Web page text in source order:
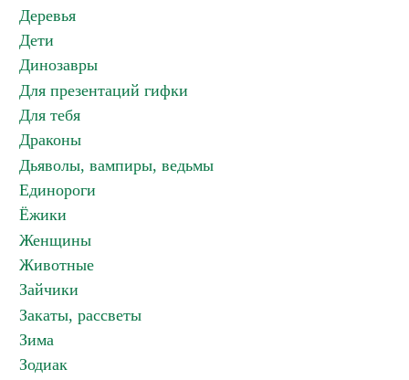
Деревья
Дети
Динозавры
Для презентаций гифки
Для тебя
Драконы
Дьяволы, вампиры, ведьмы
Единороги
Ёжики
Женщины
Животные
Зайчики
Закаты, рассветы
Зима
Зодиак